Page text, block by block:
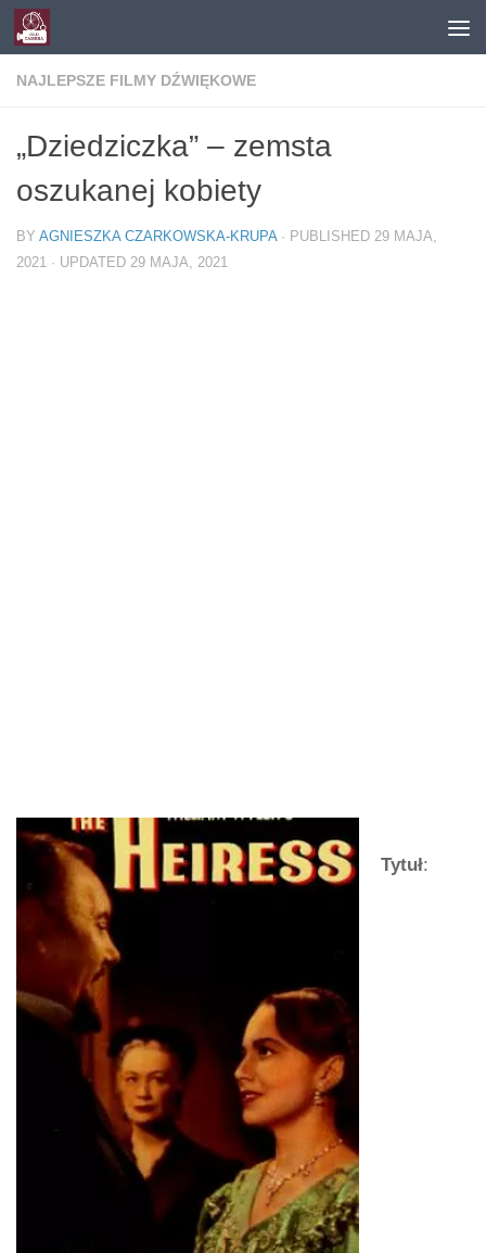
Skip to content
NAJLEPSZE FILMY DŹWIĘKOWE
„Dziedziczka” – zemsta
oszukanej kobiety
BY AGNIESZKA CZARKOWSKA-KRUPA · PUBLISHED 29 MAJA,
2021 · UPDATED 29 MAJA, 2021
Tytuł: